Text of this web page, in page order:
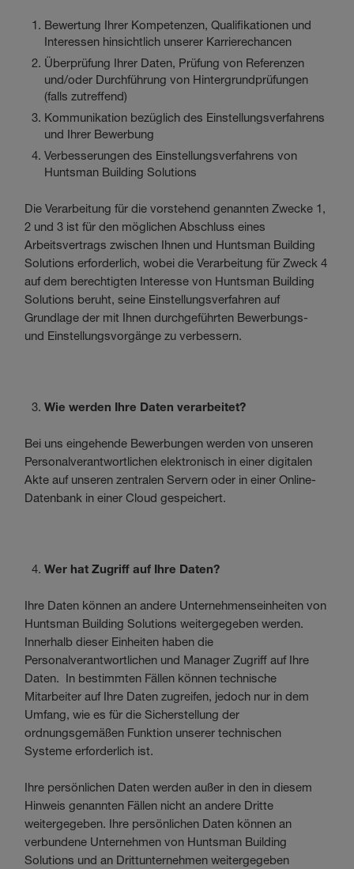
Bewertung Ihrer Kompetenzen, Qualifikationen und
Interessen hinsichtlich unserer Karrierechancen
Überprüfung Ihrer Daten, Prüfung von Referenzen
und/oder Durchführung von Hintergrundprüfungen
(falls zutreffend)
Kommunikation bezüglich des Einstellungsverfahrens
und Ihrer Bewerbung
Verbesserungen des Einstellungsverfahrens von
Huntsman Building Solutions
Die Verarbeitung für die vorstehend genannten Zwecke 1,
2 und 3 ist für den möglichen Abschluss eines
Arbeitsvertrags zwischen Ihnen und Huntsman Building
Solutions erforderlich, wobei die Verarbeitung für Zweck 4
auf dem berechtigten Interesse von Huntsman Building
Solutions beruht, seine Einstellungsverfahren auf
Grundlage der mit Ihnen durchgeführten Bewerbungs-
und Einstellungsvorgänge zu verbessern.
Wie werden Ihre Daten verarbeitet?
Bei uns eingehende Bewerbungen werden von unseren
Personalverantwortlichen elektronisch in einer digitalen
Akte auf unseren zentralen Servern oder in einer Online-
Datenbank in einer Cloud gespeichert.
Wer hat Zugriff auf Ihre Daten?
Ihre Daten können an andere Unternehmenseinheiten von
Huntsman Building Solutions weitergegeben werden.
Innerhalb dieser Einheiten haben die
Personalverantwortlichen und Manager Zugriff auf Ihre
Daten. In bestimmten Fällen können technische
Mitarbeiter auf Ihre Daten zugreifen, jedoch nur in dem
Umfang, wie es für die Sicherstellung der
ordnungsgemäßen Funktion unserer technischen
Systeme erforderlich ist.
Ihre persönlichen Daten werden außer in den in diesem
Hinweis genannten Fällen nicht an andere Dritte
weitergegeben. Ihre persönlichen Daten können an
verbundene Unternehmen von Huntsman Building
Solutions und an Drittunternehmen weitergegeben